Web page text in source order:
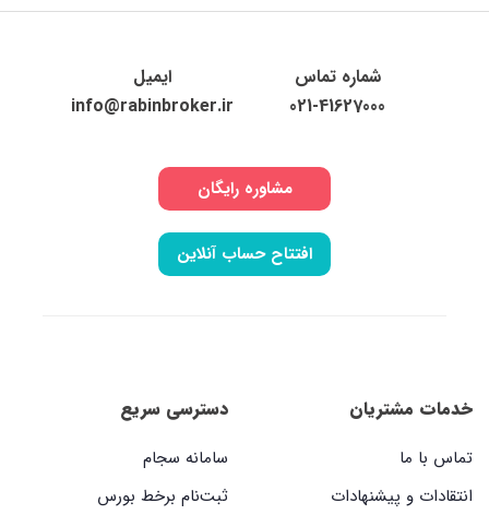
شماره تماس
021-41627000
ایمیل
info@rabinbroker.ir
مشاوره رایگان
افتتاح حساب آنلاین
خدمات مشتریان
تماس با ما
انتقادات و پیشنهادات
دسترسی سریع
سامانه سجام
ثبت‌نام برخط بورس